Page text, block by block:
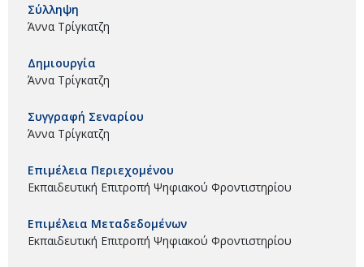
Σύλληψη
Άννα Τρίγκατζη
Δημιουργία
Άννα Τρίγκατζη
Συγγραφή Σεναρίου
Άννα Τρίγκατζη
Επιμέλεια Περιεχομένου
Εκπαιδευτική Επιτροπή Ψηφιακού Φροντιστηρίου
Επιμέλεια Μεταδεδομένων
Εκπαιδευτική Επιτροπή Ψηφιακού Φροντιστηρίου